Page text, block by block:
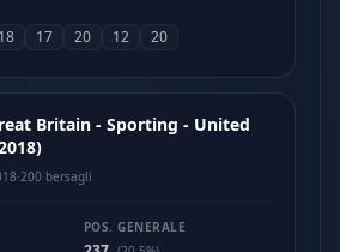
18 17 20 12 20
Britain - Sporting - United
·200 bersagli
POS. GENERALE